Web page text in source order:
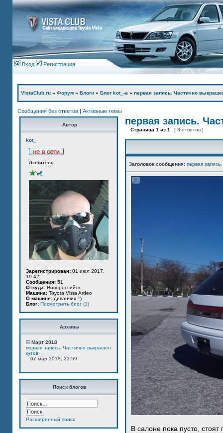
Вход Регистрация
VistaClub.ru » Форум » Блоги » Блог kot_-а » первая запись. Частично
Сообщения без ответов | Активные темы
Автор
kot_
Любитель
Зарегистрирован: 01 июл 2017,
19:42
Сообщения: 51
Откуда: Новороссийск
Машина: Toyota Vista Ardeo
О машине: диванчик =)
Блог: Посмотреть блог (1)
Архивы
Март 2018
первая запись. Частично выкрашен
кузов
07 мар 2018, 23:59
Поиск блогов
Расширенный поиск
первая запись.
Страница 1 из 1 [ 8 ответов ]
Заголовок сообщения: первая
В салоне пока пусто,